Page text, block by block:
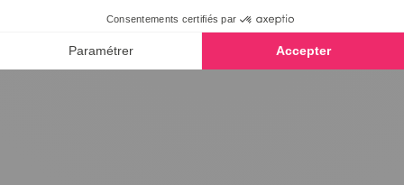
gorge à 2 crochets
4.5/5-
7,99 €